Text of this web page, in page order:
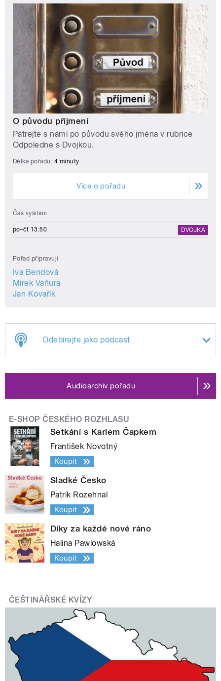
O původu příjmení
Pátrejte s námi po původu svého jména v rubrice
Odpoledne s Dvojkou.
Délka pořadu: 4 minuty
Více o pořadu
Čas vysílání
po–čt 13:50 DVOJKA
Pořad připravují
Iva Bendová
Mirek Vaňura
Jan Kovařík
Odebírejte jako podcast
Audioarchiv pořadu
E-SHOP ČESKÉHO ROZHLASU
Setkání s Karlem Čapkem
František Novotný
Koupit
Sladké Česko
Patrik Rozehnal
Koupit
Díky za každé nové ráno
Halina Pawlowská
Koupit
ČEŠTINÁŘSKÉ KVÍZY